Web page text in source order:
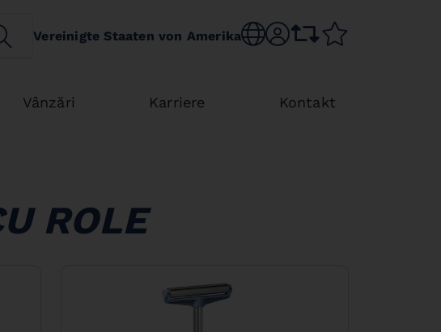
SEARCHVereinigte Staaten von Amerika Choose language
sr.accountcomparison list
Vânzări Karriere Kontakt
ROLE